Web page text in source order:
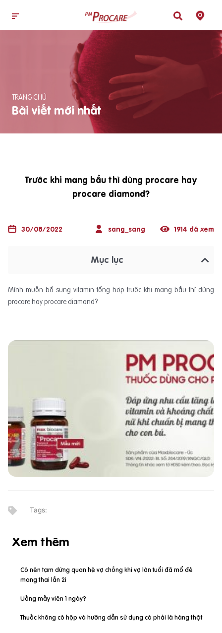
TRANG CHỦ
Bài viết mới nhất
Trước khi mang bầu thì dùng procare hay
procare diamond?
30/08/2022 sang_sang 1914 đã xem
Mục lục
Mình muốn bổ sung vitamin tổng hợp trước khi mang bầu thì dùng
procare hay procare diamond?
Xem thêm
Có nên tạm dừng quan hệ vợ chồng khi vợ lớn tuổi đã mổ đẻ
mang thai lần 2i
Uống mấy viên 1 ngày?
Thuốc không có hộp và hướng dẫn sử dụng có phải là hàng thật